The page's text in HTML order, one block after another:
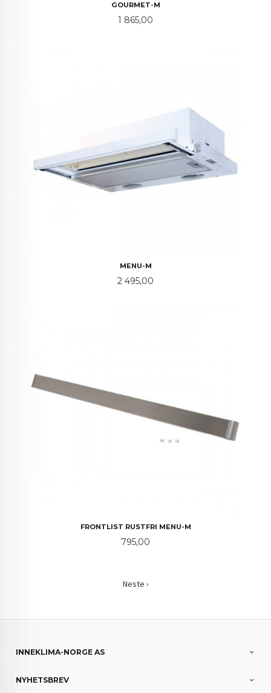
GOURMET-M
Pris
1 865,00
MENU-M
Pris
2 495,00
FRONTLIST RUSTFRI MENU-M
Pris
795,00
Neste ›
INNEKLIMA-NORGE AS
NYHETSBREV